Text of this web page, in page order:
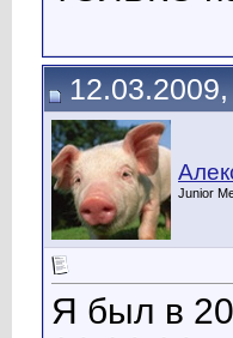
12.03.2009,
Junior
Я был в